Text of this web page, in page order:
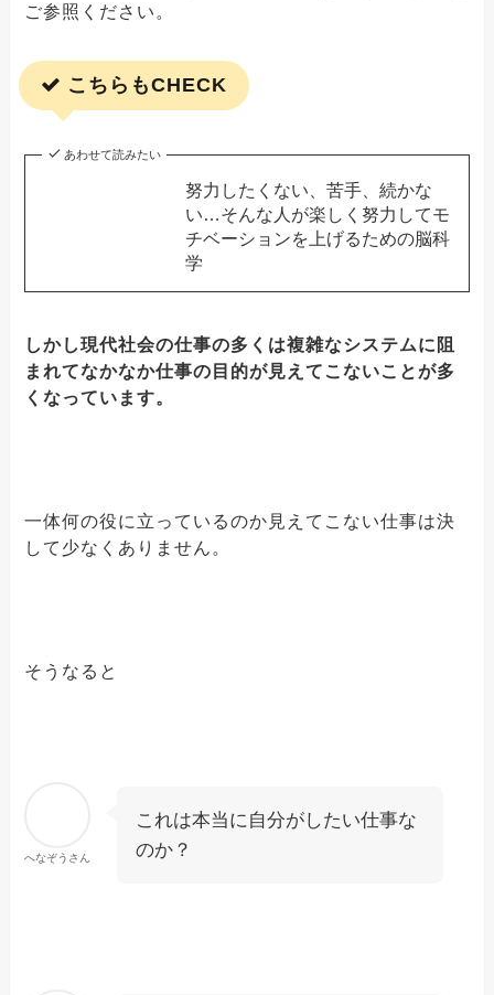
ご参照ください。
こちらもCHECK
あわせて読みたい
努力したくない、苦手、続かな
い…そんな人が楽しく努力してモ
チベーションを上げるための脳科
学
しかし現代社会の仕事の多くは複雑なシステムに阻
まれてなかなか仕事の目的が見えてこないことが多
くなっています。
一体何の役に立っているのか見えてこない仕事は決
して少なくありません。
そうなると
へなぞうさん
これは本当に自分がしたい仕事な
のか？